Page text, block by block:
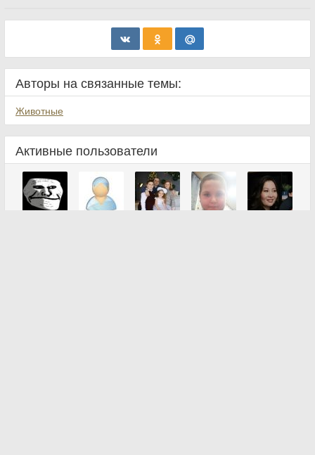
Авторы на связанные темы:
Животные
Активные пользователи